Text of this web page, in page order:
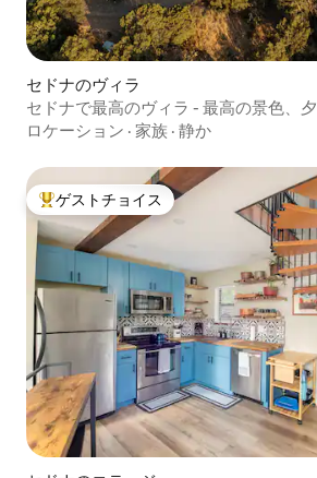
セドナのヴィラ
セドナで最高のヴィラ - 最高の景色、
ロケーション · 家族 · 静か
大好評のゲストチョイスです。
ゲストチョイス